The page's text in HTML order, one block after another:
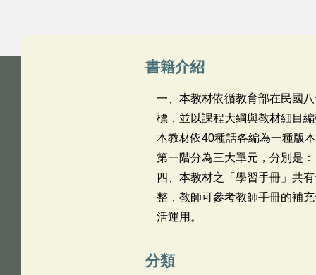
書籍介紹
一、本教材依循教育部在民國
標，並以課程大綱與教材細目
本教材依40種話各編為一種版
第一階分為三大單元，分別是
四、本教材之「學習手冊」共
整，教師可參考教師手冊的補
活運用。
分類